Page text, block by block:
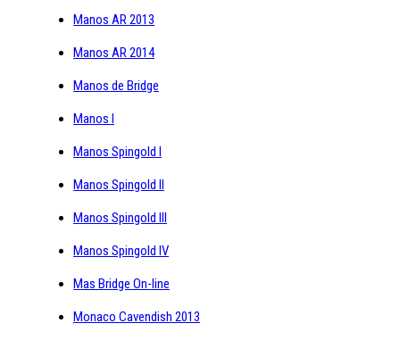
Manos AR 2013
Manos AR 2014
Manos de Bridge
Manos I
Manos Spingold I
Manos Spingold II
Manos Spingold III
Manos Spingold IV
Mas Bridge On-line
Monaco Cavendish 2013